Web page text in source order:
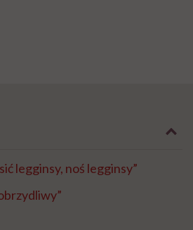
legginsy, noś legginsy”